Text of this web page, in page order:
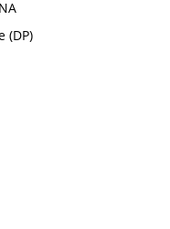
(DP)